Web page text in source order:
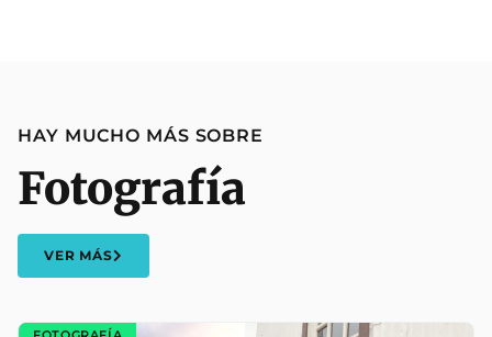
HAY MUCHO MÁS SOBRE
Fotografía
VER MÁS